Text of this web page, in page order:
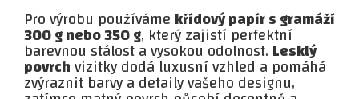
Pro výrobu používáme křídový papír s gramáží
300 g nebo 350 g, který zajistí perfektní
barevnou stálost a vysokou odolnost. Lesklý
povrchvizitky dodá luxusní vzhled a pomáhá
zvýraznit barvy a detaily vašeho designu,